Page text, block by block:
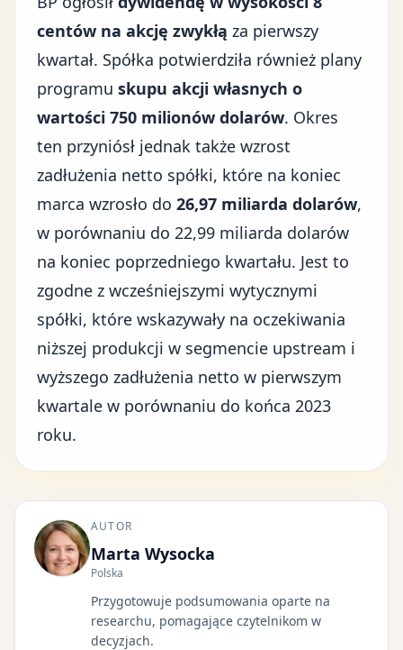
centów na akcję zwykłą za pierwszy
kwartał. Spółka potwierdziła również plany
programu skupu akcji własnych o
wartości 750 milionów dolarów. Okres
ten przyniósł jednak także wzrost
zadłużenia netto spółki, które na koniec
marca wzrosło do 26,97 miliarda dolarów,
w porównaniu do 22,99 miliarda dolarów
na koniec poprzedniego kwartału. Jest to
zgodne z wcześniejszymi wytycznymi
spółki, które wskazywały na oczekiwania
niższej produkcji w segmencie upstream i
wyższego zadłużenia netto w pierwszym
kwartale w porównaniu do końca 2023
roku.
AUTOR
Marta Wysocka
Polska
Przygotowuje podsumowania oparte na
researchu, pomagające czytelnikom w
decyzjach.